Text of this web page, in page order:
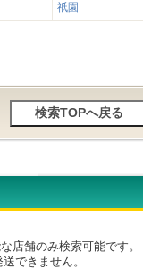
祇園
店舗のみ検索可能です。
できません。